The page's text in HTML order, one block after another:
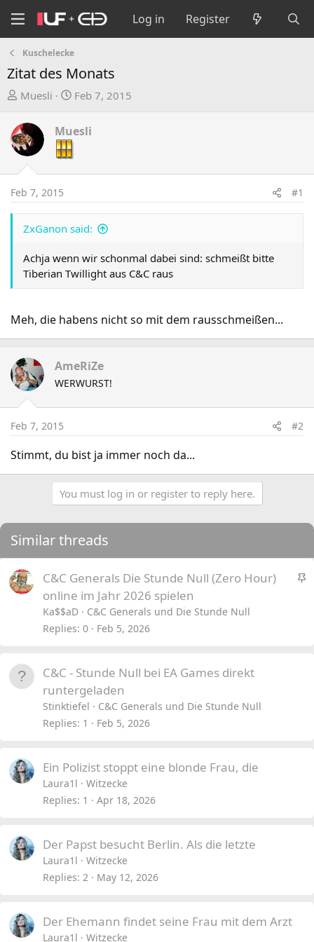
Log in Register
Kuschelecke
Zitat des Monats
T
r
e
a
d
s
t
a
r
e
Muesli
S
d
t
e
Feb 7, 2015
Muesli
Feb 7, 2015 #1
ZxGanon said:
Achja wenn wir schonmal dabei sind: schmeißt bitte
Tiberian Twillight aus C&C raus
Meh, die habens nicht so mit dem rausschmeißen...
AmeRiZe
WERWURST!
Feb 7, 2015 #2
Stimmt, du bist ja immer noch da...
You must log in or register to reply here.
Similar threads
S
C&C Generals Die Stunde Null (Zero Hour)
online im Jahr 2026 spielen
Ka$$aD
C&C Generals und Die Stunde Null
Replies 0 Feb 5, 2026
C&C - Stunde Null bei EA Games direkt
runtergeladen
Stinktiefel
C&C Generals und Die Stunde Null
Replies 1 Feb 5, 2026
Ein Polizist stoppt eine blonde Frau, die
Laura1l
Witzecke
Replies 1 Apr 18, 2026
Der Papst besucht Berlin. Als die letzte
Laura1l
Witzecke
Replies 2 May 12, 2026
Der Ehemann findet seine Frau mit dem Arzt
Laura1l
Witzecke